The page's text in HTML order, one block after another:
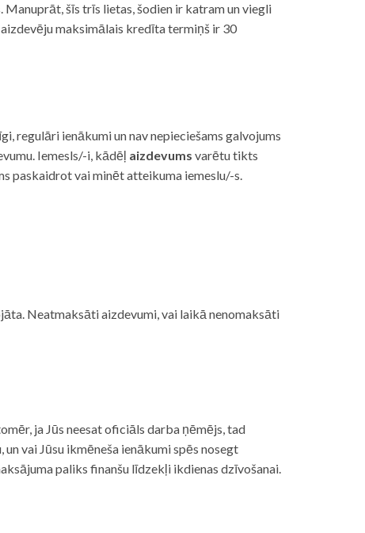
šīs trīs lietas, šodien ir katram un viegli
maksimālais kredīta termiņš ir 30
regulāri ienākumi un nav nepieciešams galvojums
Iemesls/-i, kādēļ aizdevums varētu tikts
paskaidrot vai minēt atteikuma iemeslu/-s.
Neatmaksāti aizdevumi, vai laikā nenomaksāti
ja Jūs neesat oficiāls darba ņēmējs, tad
vai Jūsu ikmēneša ienākumi spēs nosegt
paliks finanšu līdzekļi ikdienas dzīvošanai.